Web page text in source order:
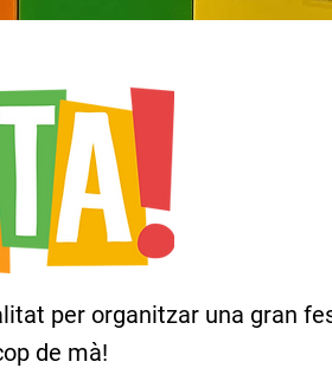
per organitzar una gran
de mà!